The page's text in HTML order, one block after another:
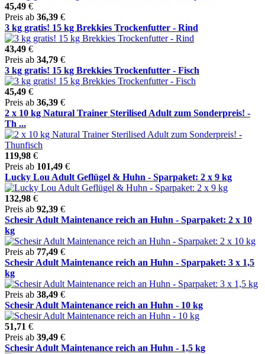
45,49 €
Preis ab 36,39 €
3 kg gratis! 15 kg Brekkies Trockenfutter - Rind
43,49 €
Preis ab 34,79 €
3 kg gratis! 15 kg Brekkies Trockenfutter - Fisch
45,49 €
Preis ab 36,39 €
2 x 10 kg Natural Trainer Sterilised Adult zum Sonderpreis! -
Th ...
119,98 €
Preis ab 101,49 €
Lucky Lou Adult Geflügel & Huhn - Sparpaket: 2 x 9 kg
132,98 €
Preis ab 92,39 €
Schesir Adult Maintenance reich an Huhn - Sparpaket: 2 x 10
kg
Preis ab 77,49 €
Schesir Adult Maintenance reich an Huhn - Sparpaket: 3 x 1,5
kg
Preis ab 38,49 €
Schesir Adult Maintenance reich an Huhn - 10 kg
51,71 €
Preis ab 39,49 €
Schesir Adult Maintenance reich an Huhn - 1,5 kg